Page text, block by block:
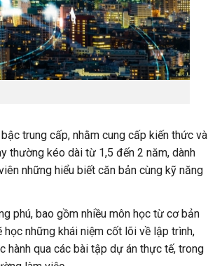
trung cấp, nhằm cung cấp kiến thức và
thường kéo dài từ 1,5 đến 2 năm, dành
những hiểu biết căn bản cùng kỹ năng
phú, bao gồm nhiều môn học từ cơ bản
những khái niệm cốt lõi về lập trình,
qua các bài tập dự án thực tế, trong